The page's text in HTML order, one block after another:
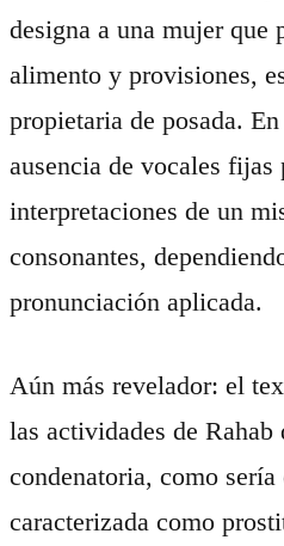
designa a una mujer que
alimento y provisiones,
propietaria de posada.
ausencia de vocales
interpretaciones de un
consonantes,
pronunciación aplicada.
Aún más revelador: el
las actividades de
condenatoria, como sería
caracterizada como